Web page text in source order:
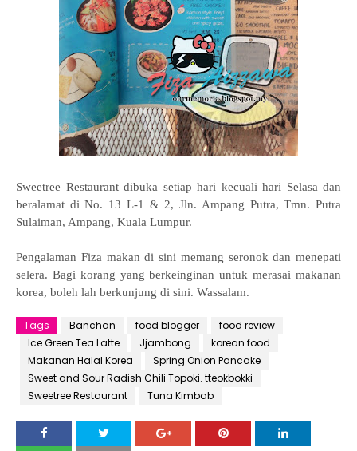
Sweetree Restaurant dibuka setiap hari kecuali hari Selasa dan
beralamat diNo. 13 L-1 & 2, Jln. Ampang Putra, Tmn. Putra
Sulaiman, Ampang, Kuala Lumpur.
Pengalaman Fiza makan di sini memang seronok dan menepati
selera. Bagi korang yang berkeinginan untuk merasai makanan
korea, boleh lah berkunjung di sini. Wassalam.
Tags Banchan food blogger
food review
Ice Green Tea Latte
Jjambong
korean food
Makanan Halal Korea
Spring Onion Pancake
Sweet and Sour Radish Chili Topoki. tteokbokki
Sweetree Restaurant
Tuna Kimbab